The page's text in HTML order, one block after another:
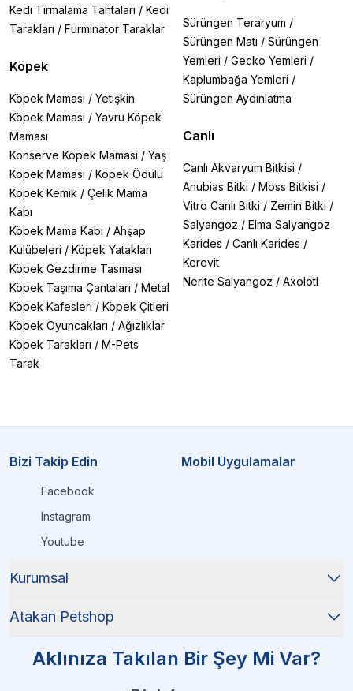
Kedi Tırmalama Tahtaları / Kedi
Tarakları / Furminator Taraklar
Köpek
Köpek Maması / Yetişkin
Köpek Maması / Yavru Köpek
Maması
Konserve Köpek Maması / Yaş
Köpek Maması / Köpek Ödülü
Köpek Kemik / Çelik Mama
Kabı
Köpek Mama Kabı / Ahşap
Kulübeleri / Köpek Yatakları
Köpek Gezdirme Tasması
Köpek Taşıma Çantaları / Metal
Köpek Kafesleri / Köpek Çitleri
Köpek Oyuncakları / Ağızlıklar
Köpek Tarakları / M-Pets
Tarak
Sürüngen Teraryum /
Sürüngen Matı / Sürüngen
Yemleri / Gecko Yemleri /
Kaplumbağa Yemleri /
Sürüngen Aydınlatma
Canlı
Canlı Akvaryum Bitkisi /
Anubias Bitki / Moss Bitkisi /
Vitro Canlı Bitki / Zemin Bitki /
Salyangoz / Elma Salyangoz
Karides / Canlı Karides /
Kerevit
Nerite Salyangoz / Axolotl
Bizi Takip Edin
Facebook
Instagram
Youtube
Mobil Uygulamalar
Kurumsal
Atakan Petshop
Aklınıza Takılan Bir Şey Mi Var?